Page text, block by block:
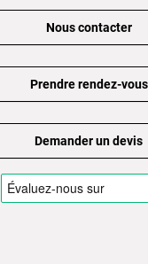
Nous contacter
Prendre rendez-vous
Demander un devis